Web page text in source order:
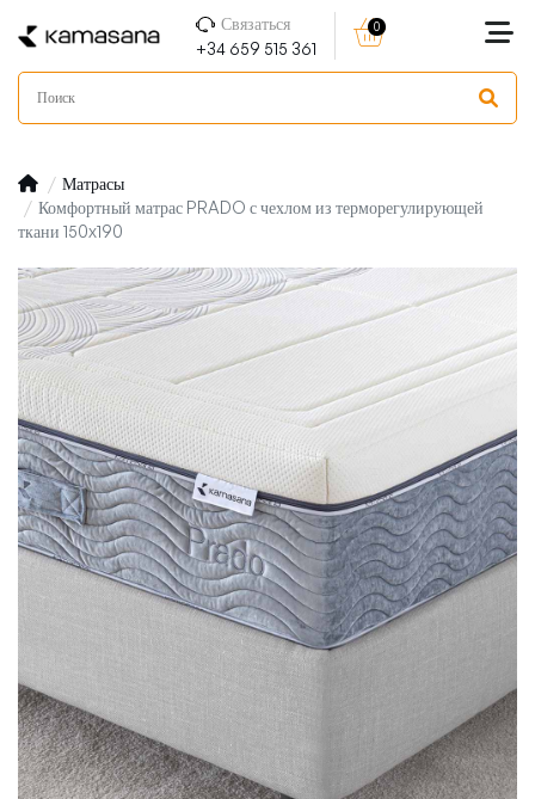
Связаться
+34 659 515 361
0
Матрасы
Комфортный матрас PRADO с чехлом из терморегулирующей
ткани 150x190